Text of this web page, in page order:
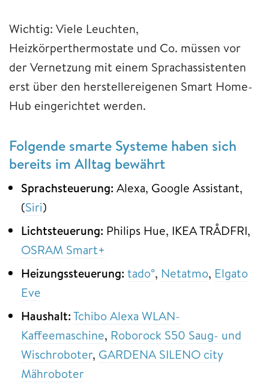
Wichtig: Viele Leuchten,
Heizkörperthermostate und Co. müssen vor
der Vernetzung mit einem Sprachassistenten
erst über den herstellereigenen Smart Home-
Hub eingerichtet werden.
Folgende smarte Systeme haben sich
bereits im Alltag bewährt
Sprachsteuerung: Alexa, Google Assistant,
(Siri)
Lichtsteuerung: Philips Hue, IKEA TRÅDFRI,
OSRAM Smart+
Heizungssteuerung: tado°, Netatmo, Elgato
Eve
Haushalt:Tchibo Alexa WLAN-
Kaffeemaschine, Roborock S50 Saug- und
Wischroboter, GARDENA SILENO city
Mähroboter